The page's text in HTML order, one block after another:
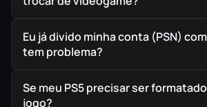
Eu já divido minha conta (PSN)
tem problema?
Se meu PS5 precisar ser
jogo?